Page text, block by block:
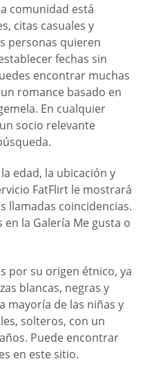
comunidad está
citas casuales y
personas quieren
fechas sin
encontrar muchas
romance basado en
En cualquier
socio relevante
edad, la ubicación y
FatFlirt le mostrará
llamadas coincidencias.
la Galería Me gusta o
por su origen étnico, ya
blancas, negras y
mayoría de las niñas y
solteros, con un
Puede encontrar
en este sitio.